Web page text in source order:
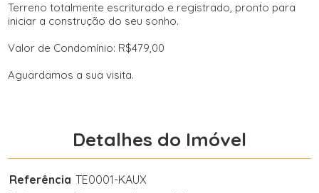
Terreno totalmente escriturado e registrado, pronto para
iniciar a construção do seu sonho.
Valor de Condomínio: R$479,00
Aguardamos a sua visita.
Detalhes do Imóvel
Referência TE0001-KAUX